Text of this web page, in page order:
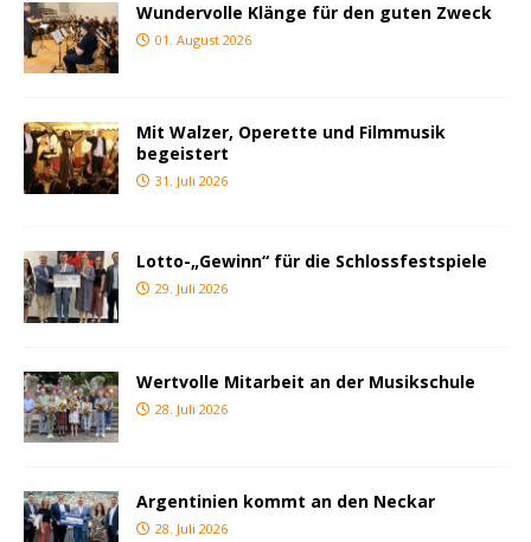
Wundervolle Klänge für den guten Zweck
01. August 2026
Mit Walzer, Operette und Filmmusik
begeistert
31. Juli 2026
Lotto-„Gewinn“ für die Schlossfestspiele
29. Juli 2026
Wertvolle Mitarbeit an der Musikschule
28. Juli 2026
Argentinien kommt an den Neckar
28. Juli 2026